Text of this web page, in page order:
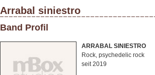
Arrabal siniestro
Band Profil
ARRABAL SINIESTRO
Rock, psychedelic rock
seit 2019